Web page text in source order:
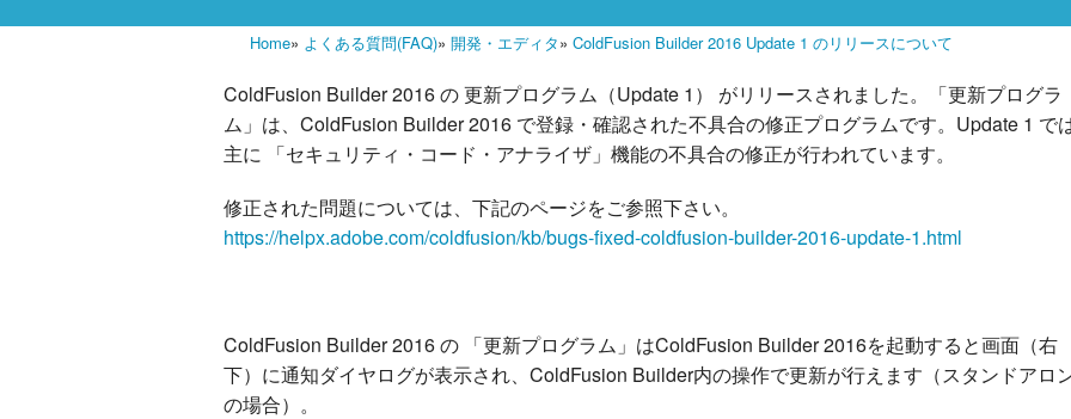
Home» よくある質問(FAQ)»開発・エディタ»ColdFusion Builder 2016 Update 1 のリリースについて
ColdFusion Builder 2016 の 更新プログラム（Update 1） がリリースされました。「更新プログラ
ム」は、ColdFusion Builder 2016 で登録・確認された不具合の修正プログラムです。Update 1 で
主に 「セキュリティ・コード・アナライザ」機能の不具合の修正が行われています。
修正された問題については、下記のページをご参照下さい。
https://helpx.adobe.com/coldfusion/kb/bugs-fixed-coldfusion-builder-2016-update-1.html
ColdFusion Builder 2016 の 「更新プログラム」はColdFusion Builder 2016を起動すると画面（右
下）に通知ダイヤログが表示され、ColdFusion Builder内の操作で更新が行えます（スタンドアロ
の場合）。